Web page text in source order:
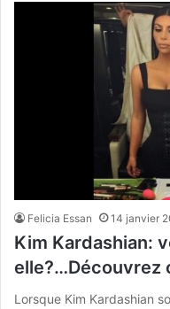
Felicia Essan 14 janvier
Kim Kardashian:
elle?…Découvrez
Lorsque Kim Kardashian